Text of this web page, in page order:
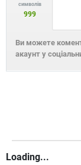
символів
999
Ви можете
акаунт у
Loading...